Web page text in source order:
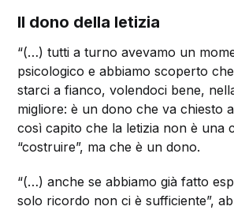
Il dono della letizia
“(…) tutti a turno avevamo un
psicologico e abbiamo scoperto
starci a fianco, volendoci bene,
migliore: è un dono che va chiesto
così capito che la letizia non è una
“costruire”, ma che è un dono.
“(…) anche se abbiamo già fatto
solo ricordo non ci è sufficiente”,